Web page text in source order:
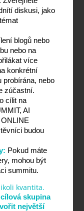
diskusi, jako
blogů nebo
nebo na
více
konkrétní
probírána, nebo
zúčastní.
cílit na
AI
budou
Pokud máte
mohou být
summitu.
kvantita.
skupina
největší